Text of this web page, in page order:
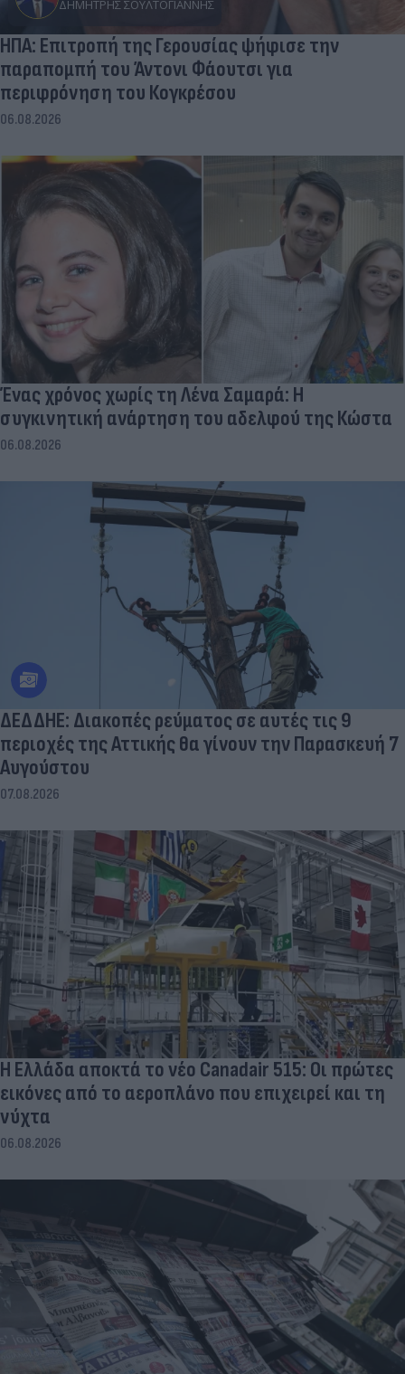
ΔΗΜΉΤΡΗΣ ΣΟΥΛΤΟΓΙΆΝΝΗΣ
ΗΠΑ: Επιτροπή της Γερουσίας ψήφισε την
παραπομπή του Άντονι Φάουτσι για
περιφρόνηση του Κογκρέσου
06.08.2026
Ένας χρόνος χωρίς τη Λένα Σαμαρά: Η
συγκινητική ανάρτηση του αδελφού της Κώστα
06.08.2026
ΔΕΔΔΗΕ: Διακοπές ρεύματος σε αυτές τις 9
περιοχές της Αττικής θα γίνουν την Παρασκευή 7
Αυγούστου
07.08.2026
Η Ελλάδα αποκτά το νέο Canadair 515: Οι πρώτες
εικόνες από το αεροπλάνο που επιχειρεί και τη
νύχτα
06.08.2026